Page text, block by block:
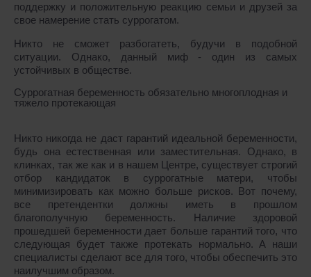
поддержку и положительную реакцию семьи и друзей за
свое намерение стать суррогатом.
Никто не сможет разбогатеть, будучи в подобной
ситуации. Однако, данный миф - один из самых
устойчивых в обществе.
Суррогатная беременность обязательно многоплодная и
тяжело протекающая
Никто никогда не даст гарантий идеальной беременности,
будь она естественная или заместительная. Однако, в
клинках, так же как и в нашем Центре, существует строгий
отбор кандидаток в суррогатные матери, чтобы
минимизировать как можно больше рисков. Вот почему,
все претендентки должны иметь в прошлом
благополучную беременность. Наличие здоровой
прошедшей беременности дает больше гарантий того, что
следующая будет также протекать нормально. А наши
специалисты сделают все для того, чтобы обеспечить это
наилучшим образом.